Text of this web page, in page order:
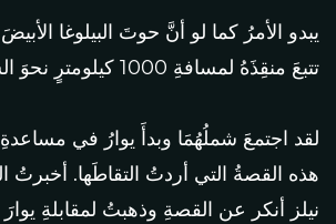
يبدو الأمرُ كما لو أنَّ حوتَ البيلوغا
تتبعَ منقِذَهُ لمسافةِ 1000 كيلومترٍ نحوَ الساحلِ.
لقد اجتمعَ شملُهُمَا وبدأَ يوارُ في
هذه القصةُ التي أردتُ التقاطَها. أخبرتُ
نيلز أنكر عن القصةِ وذهبتُ لمقابلةِ